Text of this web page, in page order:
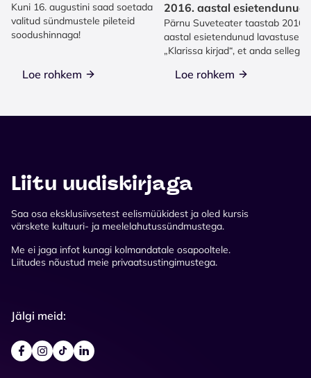
Kuni 16. augustini saad soetada
valitud sündmustele pileteid
soodushinnaga!
Loe rohkem
2016. aastal esietendunud
lavastuse „Klarissa kirjad“
Pärnu Suveteater taastab 2016.
aastal esietendunud lavastuse
„Klarissa kirjad“, et anda sellega
Loe rohkem
Liitu uudiskirjaga
Saa osa eksklusiivsetest eelismüükidest ja oled kursis
värskete kultuuri- ja meelelahutussündmustega.
Me ei jaga infot kunagi kolmandatale osapooltele.
Liitudes nõustud meie privaatsustingimustega.
Jälgi meid: